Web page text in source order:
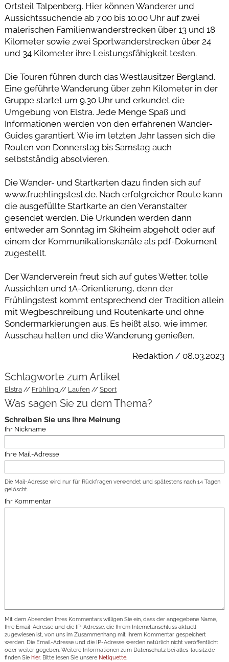
Ortsteil Talpenberg. Hier können Wanderer und
Aussichtssuchende ab 7.00 bis 10.00 Uhr auf zwei
malerischen Familienwanderstrecken über 13 und 18
Kilometer sowie zwei Sportwanderstrecken über 24
und 34 Kilometer ihre Leistungsfähigkeit testen.
Die Touren führen durch das Westlausitzer Bergland.
Eine geführte Wanderung über zehn Kilometer in der
Gruppe startet um 9.30 Uhr und erkundet die
Umgebung von Elstra. Jede Menge Spaß und
Informationen werden von den erfahrenen Wander-
Guides garantiert. Wie im letzten Jahr lassen sich die
Routen von Donnerstag bis Samstag auch
selbstständig absolvieren.
Die Wander- und Startkarten dazu finden sich auf
www.fruehlingstest.de. Nach erfolgreicher Route kann
die ausgefüllte Startkarte an den Veranstalter
gesendet werden. Die Urkunden werden dann
entweder am Sonntag im Skiheim abgeholt oder auf
einem der Kommunikationskanäle als pdf-Dokument
zugestellt.
Der Wanderverein freut sich auf gutes Wetter, tolle
Aussichten und 1A-Orientierung, denn der
Frühlingstest kommt entsprechend der Tradition allein
mit Wegbeschreibung und Routenkarte und ohne
Sondermarkierungen aus. Es heißt also, wie immer,
Ausschau halten und die Wanderung genießen.
Redaktion / 08.03.2023
Schlagworte zum Artikel
Elstra Frühling Laufen Sport
Was sagen Sie zu dem Thema?
Schreiben Sie uns Ihre Meinung
Ihr Nickname
Ihre Mail-Adresse
Die Mail-Adresse wird nur für Rückfragen verwendet und spätestens nach 14 Tagen
gelöscht.
Ihr Kommentar
Mit dem Absenden Ihres Kommentars willigen Sie ein, dass der angegebene Name,
Ihre Email-Adresse und die IP-Adresse, die Ihrem Internetanschluss aktuell
zugewiesen ist, von uns im Zusammenhang mit Ihrem Kommentar gespeichert
werden. Die Email-Adresse und die IP-Adresse werden natürlich nicht veröffentlicht
oder weiter gegeben. Weitere Informationen zum Datenschutz bei alles-lausitz.de
finden Sie hier. Bitte lesen Sie unsere Netiquette.